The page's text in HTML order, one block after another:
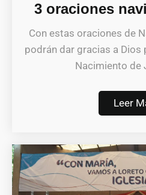
3 oraciones
Con estas oraciones de
podrán dar gracias a Dios
Nacimiento de
Leer